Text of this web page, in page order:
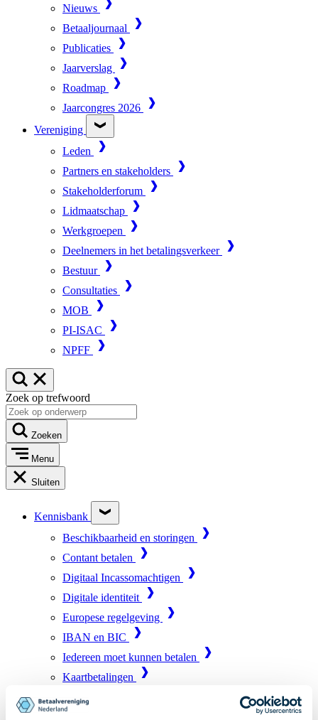
Nieuws
Betaaljournaal
Publicaties
Jaarverslag
Roadmap
Jaarcongres 2026
Vereniging
Leden
Partners en stakeholders
Stakeholderforum
Lidmaatschap
Werkgroepen
Deelnemers in het betalingsverkeer
Bestuur
Consultaties
MOB
PI-ISAC
NPFF
Zoek op trefwoord
Zoeken
Menu
Sluiten
Kennisbank
Beschikbaarheid en storingen
Contant betalen
Digitaal Incassomachtigen
Digitale identiteit
Europese regelgeving
IBAN en BIC
Iedereen moet kunnen betalen
Kaartbetalingen
Marktinfrastructuur